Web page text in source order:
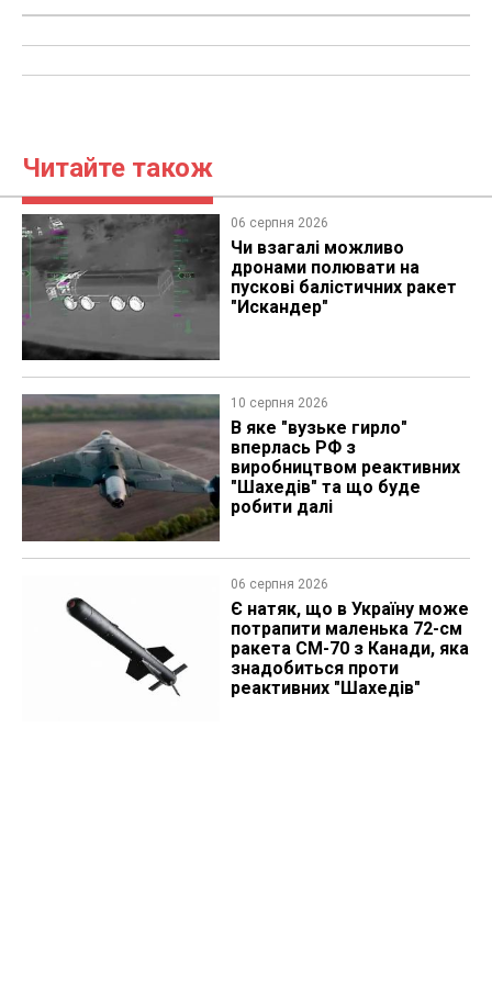
Читайте також
06 серпня 2026
Чи взагалі можливо
дронами полювати на
пускові балістичних ракет
"Искандер"
10 серпня 2026
В яке "вузьке гирло"
вперлась РФ з
виробництвом реактивних
"Шахедів" та що буде
робити далі
06 серпня 2026
Є натяк, що в Україну може
потрапити маленька 72-см
ракета CM-70 з Канади, яка
знадобиться проти
реактивних "Шахедів"